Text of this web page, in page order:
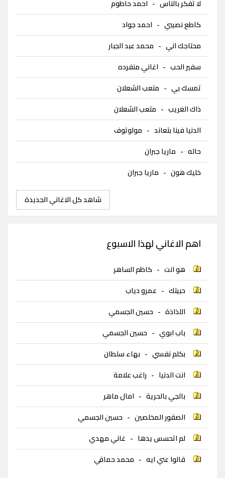
لا تفكر بالناس - احمد حاطوم
كاطع نصيبي - احمد جواد
محتاجك اني - محمد عبد الجبار
سفير الحب - اغاني منفرده
تمسك بي - متعب الشعلان
ذاك الغريب - متعب الشعلان
الدنيا فينا بتعاند - مولوتوف
حاله - ماريا جبران
خليك هون - ماريا جبران
شاهد كل الاغاني الجديدة
اهم الاغاني لهذا الاسبوع
هو انت - كاظم الساهر
حبيتك - عمرو دياب
اللذاذة - حسين الجسمي
باب ابوي - حسين الجسمي
بكلم نفسي - بهاء سلطان
انت الدنيا - راغب علامة
بالجي بالحرية - امال ماهر
الصقور المخلصين - حسين الجسمي
لم اتحسس يدها - غاني مهدي
قالوا عني ايه - محمد حماقي